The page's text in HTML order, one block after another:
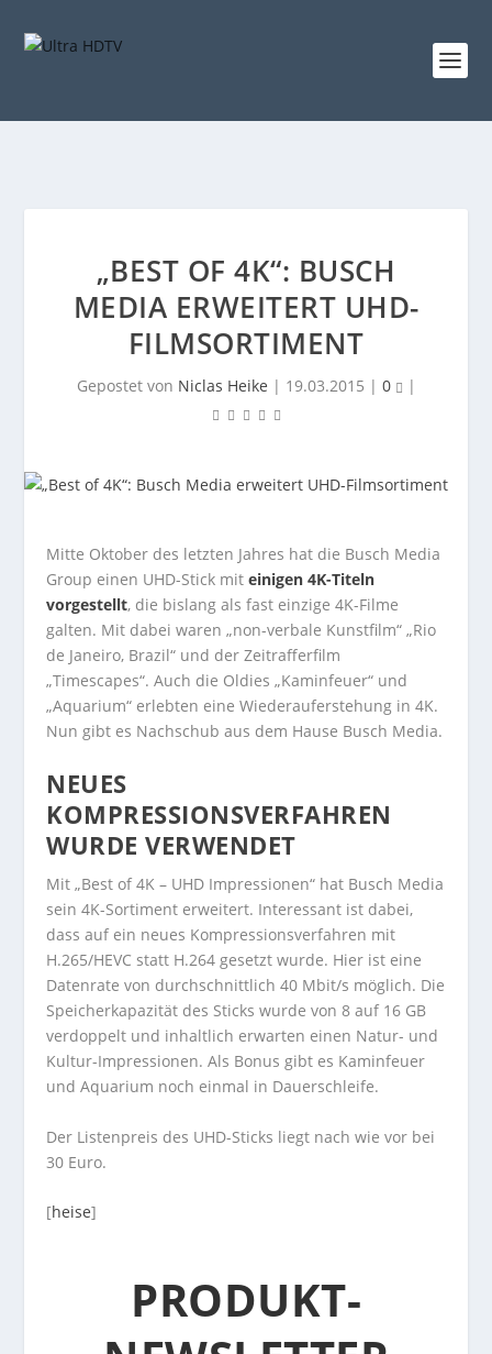
„BEST OF 4K“: BUSCH
MEDIA ERWEITERT UHD-
FILMSORTIMENT
Gepostet von Niclas Heike | 19.03.2015 | 0 |
Mitte Oktober des letzten Jahres hat die Busch Media
Group einen UHD-Stick miteinigen 4K-Titeln
vorgestellt, die bislang als fast einzige 4K-Filme
galten. Mit dabei waren „non-verbale Kunstfilm“ „Rio
de Janeiro, Brazil“ und der Zeitrafferfilm
„Timescapes“. Auch die Oldies „Kaminfeuer“ und
„Aquarium“ erlebten eine Wiederauferstehung in 4K.
Nun gibt es Nachschub aus dem Hause Busch Media.
NEUES
KOMPRESSIONSVERFAHREN
WURDE VERWENDET
Mit „Best of 4K – UHD Impressionen“ hat Busch Media
sein 4K-Sortiment erweitert. Interessant ist dabei,
dass auf ein neues Kompressionsverfahren mit
H.265/HEVC statt H.264 gesetzt wurde. Hier ist eine
Datenrate von durchschnittlich 40 Mbit/s möglich. Die
Speicherkapazität des Sticks wurde von 8 auf 16 GB
verdoppelt und inhaltlich erwarten einen Natur- und
Kultur-Impressionen. Als Bonus gibt es Kaminfeuer
und Aquarium noch einmal in Dauerschleife.
Der Listenpreis des UHD-Sticks liegt nach wie vor bei
30 Euro.
[heise]
PRODUKT-